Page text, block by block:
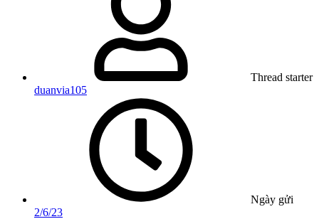
Thread starter
duanvia105
Ngày gửi
2/6/23